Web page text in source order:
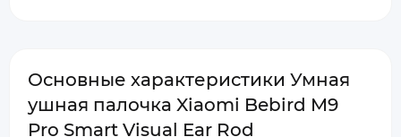
Основные характеристики Умная
ушная палочка Xiaomi Bebird M9
Pro Smart Visual Ear Rod